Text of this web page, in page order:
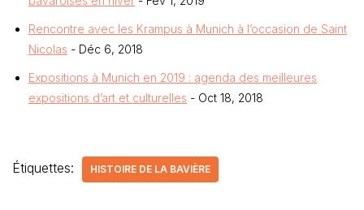
Rencontre avec les Krampus à Munich à l’occasion de Saint
Nicolas - Déc 6, 2018
Expositions à Munich en 2019 : agenda des meilleures
expositions d’art et culturelles - Oct 18, 2018
Étiquettes: HISTOIRE DE LA BAVIÈRE